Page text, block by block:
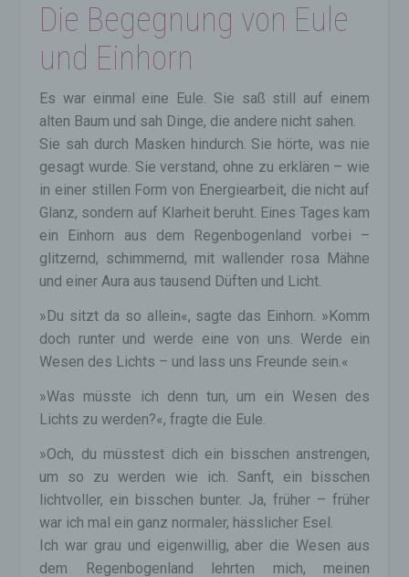
Die Begegnung von Eule
und Einhorn
Es war einmal eine Eule. Sie saß still auf einem
alten Baum und sah Dinge, die andere nicht sahen.
Sie sah durch Masken hindurch. Sie hörte, was nie
gesagt wurde. Sie verstand, ohne zu erklären – wie
in einer stillen Form von Energiearbeit, die nicht auf
Glanz, sondern auf Klarheit beruht. Eines Tages kam
ein Einhorn aus dem Regenbogenland vorbei –
glitzernd, schimmernd, mit wallender rosa Mähne
und einer Aura aus tausend Düften und Licht.
»Du sitzt da so allein«, sagte das Einhorn. »Komm
doch runter und werde eine von uns. Werde ein
Wesen des Lichts – und lass uns Freunde sein.«
»Was müsste ich denn tun, um ein Wesen des
Lichts zu werden?«, fragte die Eule.
»Och, du müsstest dich ein bisschen anstrengen,
um so zu werden wie ich. Sanft, ein bisschen
lichtvoller, ein bisschen bunter. Ja, früher – früher
war ich mal ein ganz normaler, hässlicher Esel.
Ich war grau und eigenwillig, aber die Wesen aus
dem Regenbogenland lehrten mich, meinen